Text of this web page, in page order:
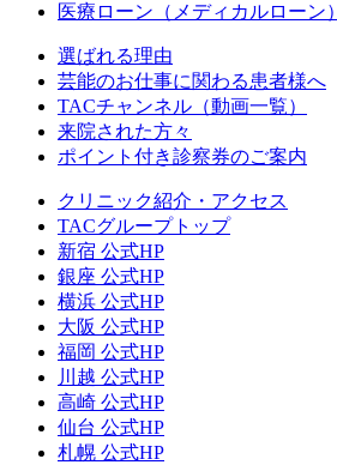
医療ローン（メディカルローン）
選ばれる理由
芸能のお仕事に関わる患者様へ
TACチャンネル（動画一覧）
来院された方々
ポイント付き診察券のご案内
クリニック紹介・アクセス
TACグループトップ
新宿 公式HP
銀座 公式HP
横浜 公式HP
大阪 公式HP
福岡 公式HP
川越 公式HP
高崎 公式HP
仙台 公式HP
札幌 公式HP